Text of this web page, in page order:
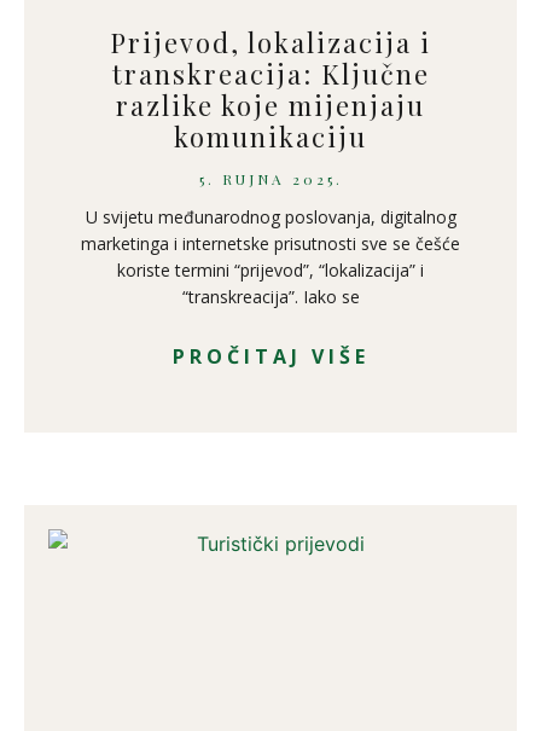
Prijevod, lokalizacija i
transkreacija: Ključne
razlike koje mijenjaju
komunikaciju
5. RUJNA 2025.
U svijetu međunarodnog poslovanja, digitalnog
marketinga i internetske prisutnosti sve se češće
koriste termini “prijevod”, “lokalizacija” i
“transkreacija”. Iako se
PROČITAJ VIŠE